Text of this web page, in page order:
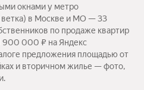
окнами у метро
ветка) в Москве и МО — 33
по продаже квартир
900 000 ₽ на Яндекс
предложения площадью от
и вторичном жилье — фото,